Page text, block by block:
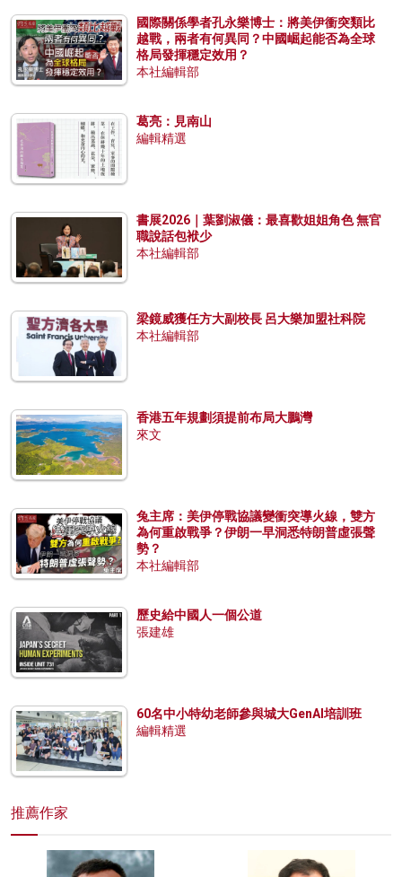
國際關係學者孔永樂博士：將美伊衝突類比
越戰，兩者有何異同？中國崛起能否為全球
格局發揮穩定效用？
本社編輯部
葛亮：見南山
編輯精選
書展2026｜葉劉淑儀：最喜歡姐姐角色 無官
職說話包袱少
本社編輯部
梁鏡威獲任方大副校長 呂大樂加盟社科院
本社編輯部
香港五年規劃須提前布局大鵬灣
來文
兔主席：美伊停戰協議變衝突導火線，雙方
為何重啟戰爭？伊朗一早洞悉特朗普虛張聲
勢？
本社編輯部
歷史給中國人一個公道
張建雄
60名中小特幼老師參與城大GenAI培訓班
編輯精選
推薦作家